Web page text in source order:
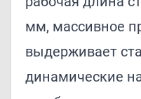
мм, массивное
выдерживает
динамические